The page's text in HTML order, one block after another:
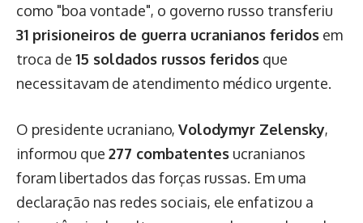
como "boa vontade", o governo russo transferiu
31 prisioneiros de guerra ucranianos feridos em
troca de 15 soldados russos feridos que
necessitavam de atendimento médico urgente.
O presidente ucraniano, Volodymyr Zelensky,
informou que 277 combatentes ucranianos
foram libertados das forças russas. Em uma
declaração nas redes sociais, ele enfatizou a